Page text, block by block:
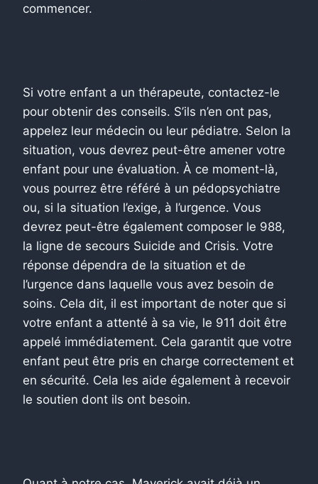
commencer.
Si votre enfant a un thérapeute, contactez-le
pour obtenir des conseils. S’ils n’en ont pas,
appelez leur médecin ou leur pédiatre. Selon la
situation, vous devrez peut-être amener votre
enfant pour une évaluation. À ce moment-là,
vous pourrez être référé à un pédopsychiatre
ou, si la situation l’exige, à l’urgence. Vous
devrez peut-être également composer le 988,
la ligne de secours Suicide and Crisis. Votre
réponse dépendra de la situation et de
l’urgence dans laquelle vous avez besoin de
soins. Cela dit, il est important de noter que si
votre enfant a attenté à sa vie, le 911 doit être
appelé immédiatement. Cela garantit que votre
enfant peut être pris en charge correctement et
en sécurité. Cela les aide également à recevoir
le soutien dont ils ont besoin.